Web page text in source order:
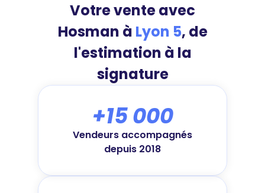
Votre vente avec
Hosman à Lyon 5, de
l'estimation à la
signature
+15 000
Vendeurs accompagnés
depuis 2018